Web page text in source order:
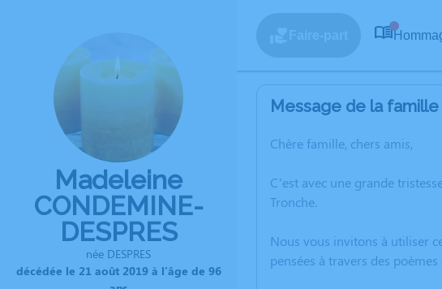
Madeleine
CONDEMINE-
DESPRES
née DESPRES
décédée le 21 août 2019 à l'âge de 96
Message de la famille
Chère famille, chers amis,
C’est avec une grande
Tronche.
Nous vous invitons à utiliser
pensées à travers des